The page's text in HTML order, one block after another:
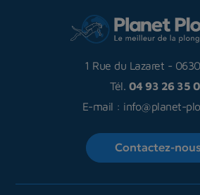
1 Rue du Lazaret -
Tél. 04 93 26 35
E-mail : info@planet-
Contactez-